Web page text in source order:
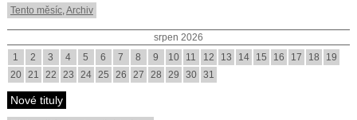
Tento měsíc,Archiv
srpen 2026
1
2 3 4 5 6 7 8 9 10 11 12 13 14 15 16 17 18
19
20 21 22 23 24 25 26 27 28 29 30 31
Nové tituly